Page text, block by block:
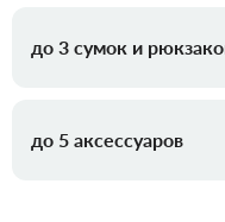
до 3 сумок и
до 5 аксессуаров